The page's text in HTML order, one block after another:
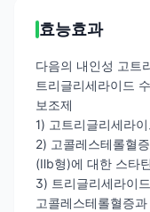
효능효과
다음의 내인성 고트
트리글리세라이드
보조제
1) 고트리글리세라
2) 고콜레스테롤혈
(Ⅱb형)에 대한 스타
3) 트리글리세라이
고콜레스테롤혈증